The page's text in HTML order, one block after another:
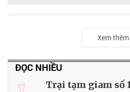
Xem thêm
ĐỌC NHIỀU
Trại tạm giam số